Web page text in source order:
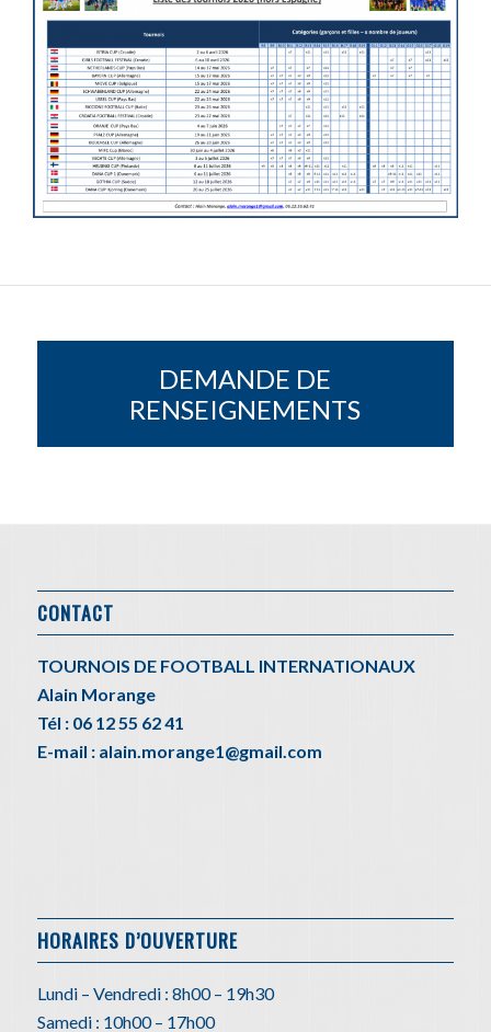
DEMANDE DE
RENSEIGNEMENTS
CONTACT
TOURNOIS DE FOOTBALL INTERNATIONAUX
Alain Morange
Tél : 06 12 55 62 41
E-mail : alain.morange1@gmail.com
HORAIRES D’OUVERTURE
Lundi – Vendredi : 8h00 – 19h30
Samedi : 10h00 – 17h00